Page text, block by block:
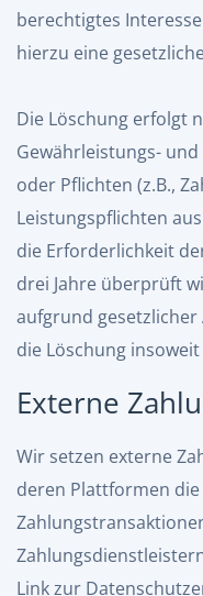
berechtigtes
hierzu eine
Die Löschung erfolgt
Gewährleistungs-
oder Pflichten (z.B.,
Leistungspflichten
die Erforderlichkeit
drei Jahre überprüft
aufgrund
die Löschung
Externe
Wir setzen externe
deren Plattformen
Link zur